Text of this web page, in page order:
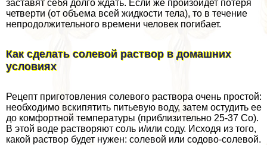
заставят себя долго ждать. Если же произойдет потеря
четверти (от объема всей жидкости тела), то в течение
непродолжительного времени человек погибает.
Как сделать солевой раствор в домашних
условиях
Рецепт приготовления солевого раствора очень простой:
необходимо вскипятить питьевую воду, затем остудить ее
до комфортной температуры (приблизительно 25-37 Co).
В этой воде растворяют соль и/или соду. Исходя из того,
какой раствор будет нужен: солевой или содово-солевой.